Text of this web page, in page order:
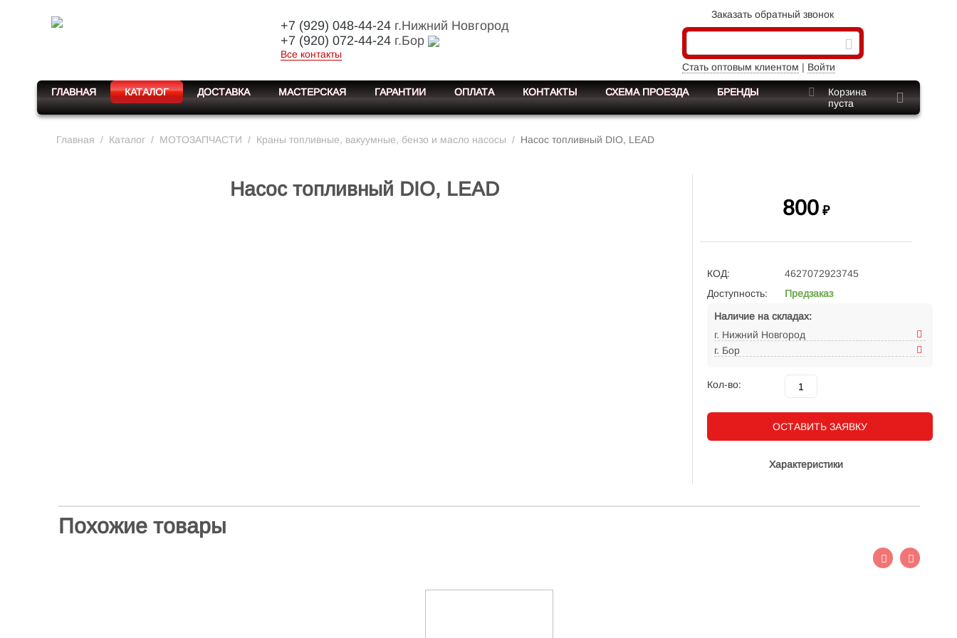
+7 (929) 048-44-24г.Нижний Новгород
+7 (920) 072-44-24г.Бор
Все контакты
Заказать обратный звонок
Стать оптовым клиентом | Войти
ГЛАВНАЯ КАТАЛОГ ДОСТАВКА МАСТЕРСКАЯ ГАРАНТИИ ОПЛАТА КОНТАКТЫ СХЕМА ПРОЕЗДА БРЕНДЫ
Корзина
пуста
Главная / Каталог / МОТОЗАПЧАСТИ / Краны топливные, вакуумные, бензо и масло насосы / Насос топливный DIO, LEAD
Насос топливный DIO, LEAD
800 ₽
КОД:
4627072923745
Доступность:
Предзаказ
Наличие на складах:
г. Нижний Новгород
г. Бор
Кол-во:
ОСТАВИТЬ ЗАЯВКУ
Характеристики
Похожие товары